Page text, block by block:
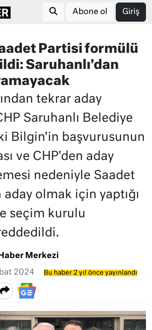
Abone ol Giriş
Partisi formülü
Saruhanlı’dan
tekrar aday
Saruhanlı Belediye
Bilgin'in başvurusunun
ve CHP'den aday
nedeniyle Saadet
aday olmak için yaptığı
seçim kurulu
Merkezi
2024 Bu haber 2 yıl önce yayınlandı